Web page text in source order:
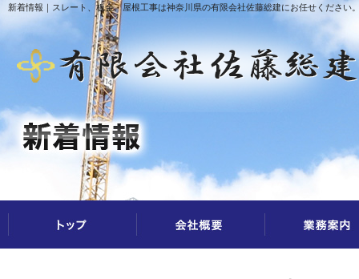
新着情報｜スレート、板金、屋根工事は神奈川県の有限会社佐藤総建にお任せください